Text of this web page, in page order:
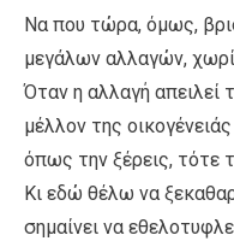
Να που τώρα, όμως,
μεγάλων αλλαγών,
Όταν η αλλαγή απειλεί
μέλλον της
όπως την ξέρεις, τότε
Κι εδώ θέλω να
σημαίνει να